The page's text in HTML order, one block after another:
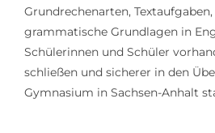
Grundrechenarten,
grammatische Grundlagen in
Schülerinnen und Schüler
schließen und sicherer in den
Gymnasium in Sachsen-Anhalt